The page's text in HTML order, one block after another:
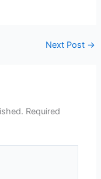
Next Post →
Required